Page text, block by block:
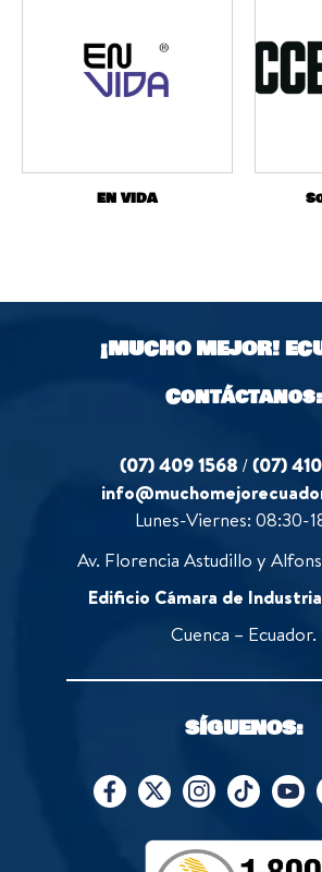
EN VIDA
¡MUCHO MEJOR!
Contáctanos:
(07) 409 1568 /(07)
Lunes-Viernes: 08:30-
Av. Florencia Astudillo y
Edificio Cámara de
Cuenca – Ecuador.
SÍGUENOS: